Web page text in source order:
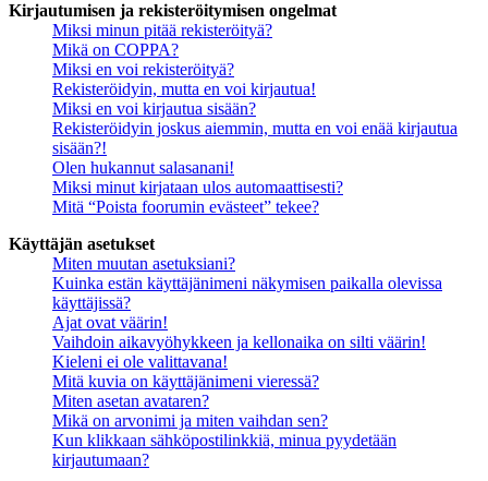
Kirjautumisen ja rekisteröitymisen ongelmat
Miksi minun pitää rekisteröityä?
Mikä on COPPA?
Miksi en voi rekisteröityä?
Rekisteröidyin, mutta en voi kirjautua!
Miksi en voi kirjautua sisään?
Rekisteröidyin joskus aiemmin, mutta en voi enää kirjautua
sisään?!
Olen hukannut salasanani!
Miksi minut kirjataan ulos automaattisesti?
Mitä “Poista foorumin evästeet” tekee?
Käyttäjän asetukset
Miten muutan asetuksiani?
Kuinka estän käyttäjänimeni näkymisen paikalla olevissa
käyttäjissä?
Ajat ovat väärin!
Vaihdoin aikavyöhykkeen ja kellonaika on silti väärin!
Kieleni ei ole valittavana!
Mitä kuvia on käyttäjänimeni vieressä?
Miten asetan avataren?
Mikä on arvonimi ja miten vaihdan sen?
Kun klikkaan sähköpostilinkkiä, minua pyydetään
kirjautumaan?